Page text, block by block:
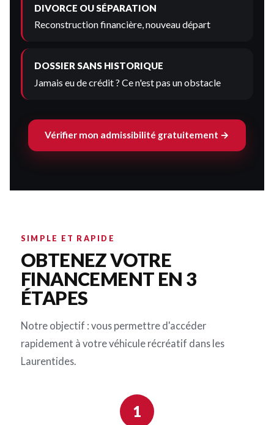
DIVORCE OU SÉPARATION
Reconstruction financière, nouveau départ
DOSSIER SANS HISTORIQUE
Jamais eu de crédit ? Ce n'est pas un obstacle
Vérifier mon admissibilité gratuitement →
SIMPLE ET RAPIDE
OBTENEZ VOTRE
FINANCEMENT EN 3
ÉTAPES
Notre objectif : vous permettre d'accéder
rapidement à votre véhicule récréatif dans les
Laurentides.
1